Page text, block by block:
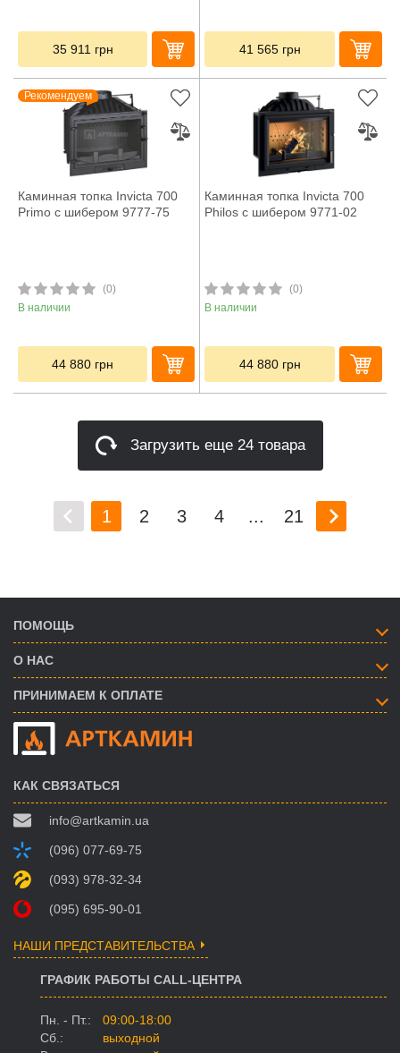
35 911 грн 41 565 грн
Рекомендуем
Каминная топка Invicta 700
Primo с шибером 9777-75
(0)
В наличии
44 880 грн
Каминная топка Invicta 700
Philos с шибером 9771-02
(0)
В наличии
44 880 грн
Загрузить еще 24 товара
1 2 3 4 ... 21
ПОМОЩЬ
О НАС
ПРИНИМАЕМ К ОПЛАТЕ
КАК СВЯЗАТЬСЯ
info@artkamin.ua
(096) 077-69-75
(093) 978-32-34
(095) 695-90-01
НАШИ ПРЕДСТАВИТЕЛЬСТВА
ГРАФИК РАБОТЫ CALL-ЦЕНТРА
Пн. - Пт.:
09:00-18:00
Сб.:
выходной